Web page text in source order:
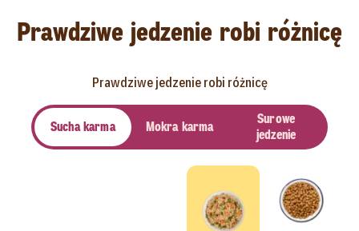
Prawdziwe jedzenie robi różnicę
Prawdziwe jedzenie robi różnicę
Sucha karma Mokra karma
Surowe
jedzenie